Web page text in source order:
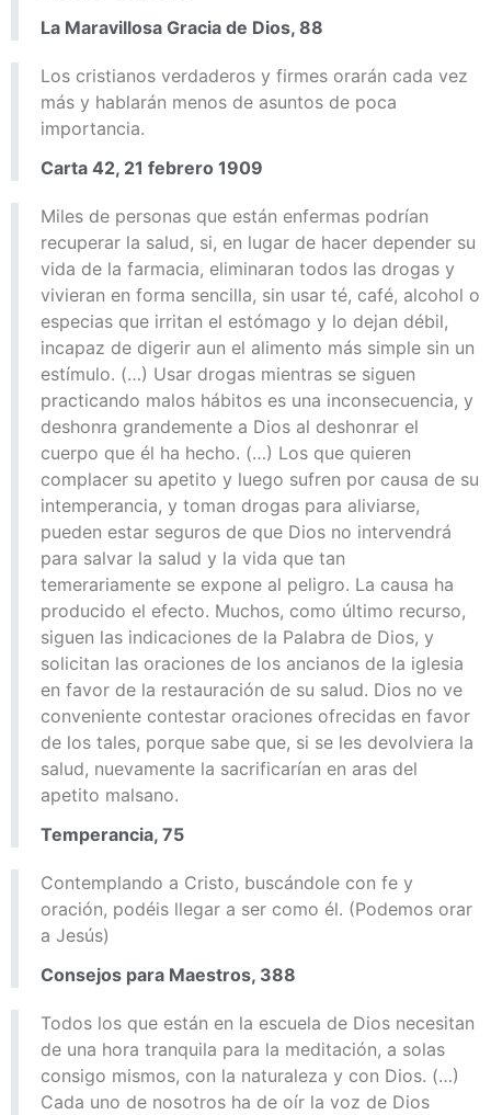
La Maravillosa Gracia de Dios, 88
Los cristianos verdaderos y firmes orarán cada vez
más y hablarán menos de asuntos de poca
importancia.
Carta 42, 21 febrero 1909
Miles de personas que están enfermas podrían
recuperar la salud, si, en lugar de hacer depender su
vida de la farmacia, eliminaran todos las drogas y
vivieran en forma sencilla, sin usar té, café, alcohol o
especias que irritan el estómago y lo dejan débil,
incapaz de digerir aun el alimento más simple sin un
estímulo. (…) Usar drogas mientras se siguen
practicando malos hábitos es una inconsecuencia, y
deshonra grandemente a Dios al deshonrar el
cuerpo que él ha hecho. (…) Los que quieren
complacer su apetito y luego sufren por causa de su
intemperancia, y toman drogas para aliviarse,
pueden estar seguros de que Dios no intervendrá
para salvar la salud y la vida que tan
temerariamente se expone al peligro. La causa ha
producido el efecto. Muchos, como último recurso,
siguen las indicaciones de la Palabra de Dios, y
solicitan las oraciones de los ancianos de la iglesia
en favor de la restauración de su salud. Dios no ve
conveniente contestar oraciones ofrecidas en favor
de los tales, porque sabe que, si se les devolviera la
salud, nuevamente la sacrificarían en aras del
apetito malsano.
Temperancia, 75
Contemplando a Cristo, buscándole con fe y
oración, podéis llegar a ser como él. (Podemos orar
a Jesús)
Consejos para Maestros, 388
Todos los que están en la escuela de Dios necesitan
de una hora tranquila para la meditación, a solas
consigo mismos, con la naturaleza y con Dios. (…)
Cada uno de nosotros ha de oír la voz de Dios